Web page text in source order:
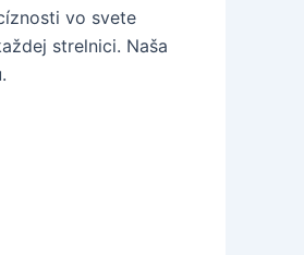
vo svete
strelnici. Naša